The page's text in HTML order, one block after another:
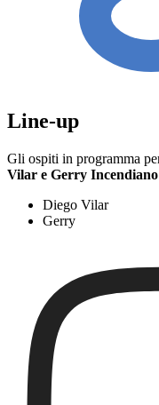
Line-up
Gli ospiti in programma
Vilar e Gerry
Diego Vilar
Gerry